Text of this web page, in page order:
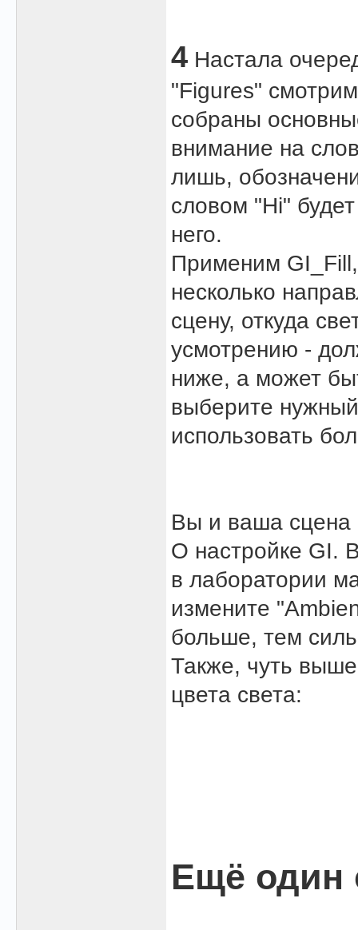
4 Настала
"Figures"
собраны
внимание на
лишь,
словом "Hi"
него.
Применим
несколько
сцену, откуда
усмотрению -
ниже, а может
выберите
использовать
Вы и ваша сцена
О настройке GI.
в лаборатории
измените
больше, тем
Также, чуть
цвета света:
Ещё один